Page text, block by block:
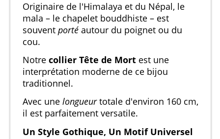
Originaire de l'Himalaya et du Népal, le
mala – le chapelet bouddhiste – est
souvent porté autour du poignet ou du
cou.
Notre collier Tête de Mort est une
interprétation moderne de ce bijou
traditionnel.
Avec une longueurtotale d'environ 160 cm,
il est parfaitement versatile.
Un Style Gothique, Un Motif Universel